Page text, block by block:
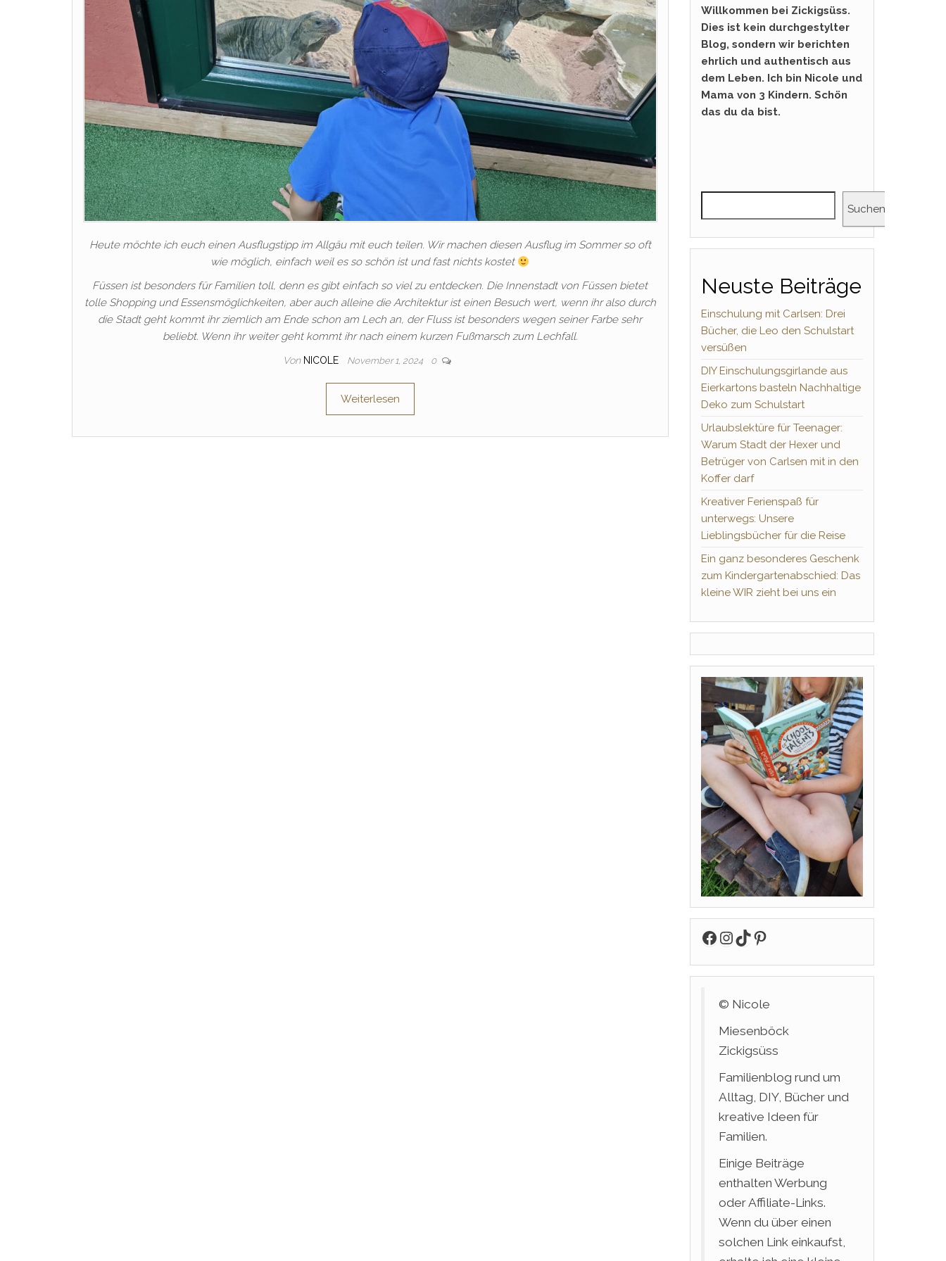
Heute möchte ich euch einen Ausflugstipp im Allgäu mit euch teilen. Wir machen diesen Ausflug im Sommer so oft
wie möglich, einfach weil es so schön ist und fast nichts kostet
Füssen ist besonders für Familien toll, denn es gibt einfach so viel zu entdecken. Die Innenstadt von Füssen bietet
tolle Shopping und Essensmöglichkeiten, aber auch alleine die Architektur ist einen Besuch wert, wenn ihr also durch
die Stadt geht kommt ihr ziemlich am Ende schon am Lech an, der Fluss ist besonders wegen seiner Farbe sehr
beliebt. Wenn ihr weiter geht kommt ihr nach einem kurzen Fußmarsch zum Lechfall.
Von NICOLE November 1, 2024 0
Weiterlesen
Willkommen bei Zickigsüss.
Dies ist kein durchgestylter
Blog, sondern wir berichten
ehrlich und authentisch aus
dem Leben. Ich bin Nicole und
Mama von 3 Kindern. Schön
das du da bist.
Suchen
Neuste Beiträge
Einschulung mit Carlsen: Drei
Bücher, die Leo den Schulstart
versüßen
DIY Einschulungsgirlande aus
Eierkartons basteln Nachhaltige
Deko zum Schulstart
Urlaubslektüre für Teenager:
Warum Stadt der Hexer und
Betrüger von Carlsen mit in den
Koffer darf
Kreativer Ferienspaß für
unterwegs: Unsere
Lieblingsbücher für die Reise
Ein ganz besonderes Geschenk
zum Kindergartenabschied: Das
kleine WIR zieht bei uns ein
Facebook
Instagram
TikTok
Pinterest
© Nicole
Miesenböck
Zickigsüss
Familienblog rund um
Alltag, DIY, Bücher und
kreative Ideen für
Familien.
Einige Beiträge
enthalten Werbung
oder Affiliate-Links.
Wenn du über einen
solchen Link einkaufst,